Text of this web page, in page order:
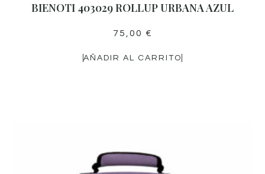
BIENOTI 403029 ROLLUP URBANA AZUL
75,00 €
AÑADIR AL CARRITO